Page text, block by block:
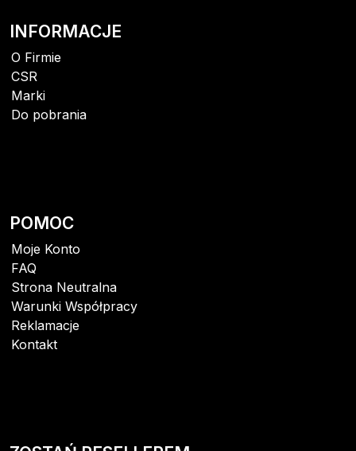
INFORMACJE
O Firmie
CSR
Marki
Do pobrania
POMOC
Moje Konto
FAQ
Strona Neutralna
Warunki Współpracy
Reklamacje
Kontakt